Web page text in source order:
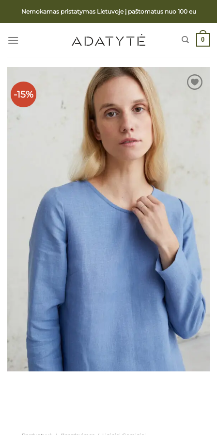
Nemokamas pristatymas Lietuvoje į paštomatus nuo 100 eu
0
-15%